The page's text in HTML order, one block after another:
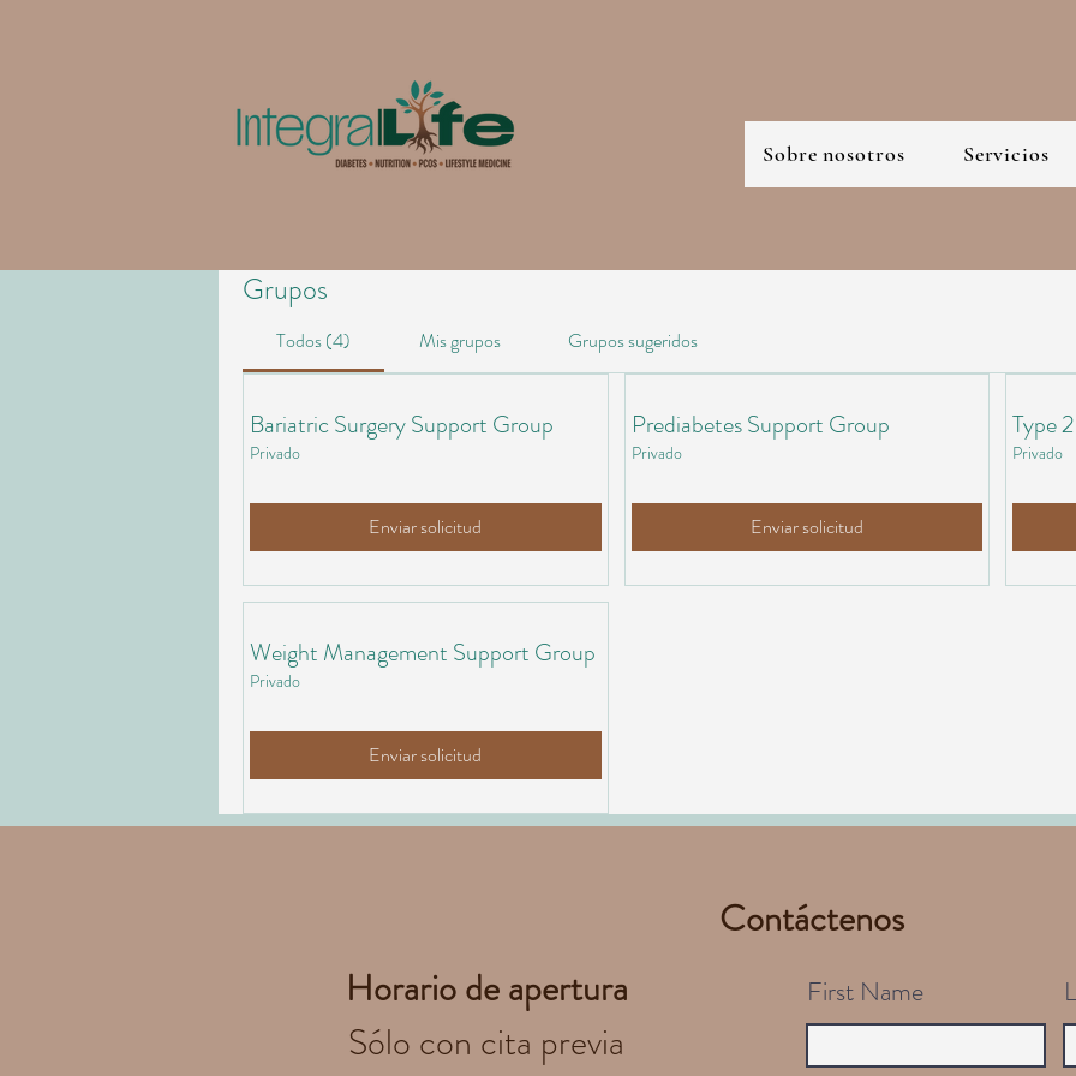
Sobre nosotros Servicios
Grupos
Todos (4) Mis grupos Grupos sugeridos
Bariatric Surgery Support Group
Privado
Enviar solicitud
Prediabetes Support Group
Privado
Enviar solicitud
Type
Privado
Weight Management Support Group
Privado
Enviar solicitud
Contáctenos
Horario de apertura
Sólo con cita previa
First Name